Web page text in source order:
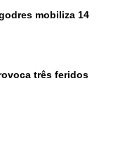
mobiliza 14
três feridos